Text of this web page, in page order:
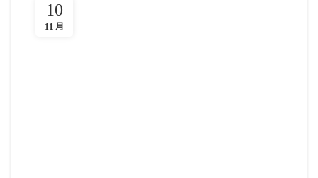
10
11 月